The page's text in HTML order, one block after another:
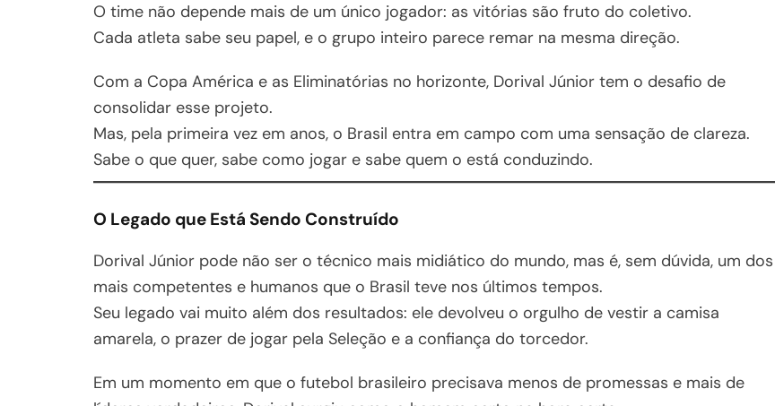
O time não depende mais de um único jogador: as vitórias são fruto do coletivo.
Cada atleta sabe seu papel, e o grupo inteiro parece remar na mesma direção.
Com a Copa América e as Eliminatórias no horizonte, Dorival Júnior tem o desafio de
consolidar esse projeto.
Mas, pela primeira vez em anos, o Brasil entra em campo com uma sensação de clareza.
Sabe o que quer, sabe como jogar e sabe quem o está conduzindo.
O Legado que Está Sendo Construído
Dorival Júnior pode não ser o técnico mais midiático do mundo, mas é, sem dúvida, um dos
mais competentes e humanos que o Brasil teve nos últimos tempos.
Seu legado vai muito além dos resultados: ele devolveu o orgulho de vestir a camisa
amarela, o prazer de jogar pela Seleção e a confiança do torcedor.
Em um momento em que o futebol brasileiro precisava menos de promessas e mais de